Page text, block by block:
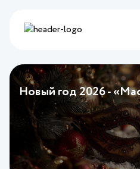
Новый год 2026 -